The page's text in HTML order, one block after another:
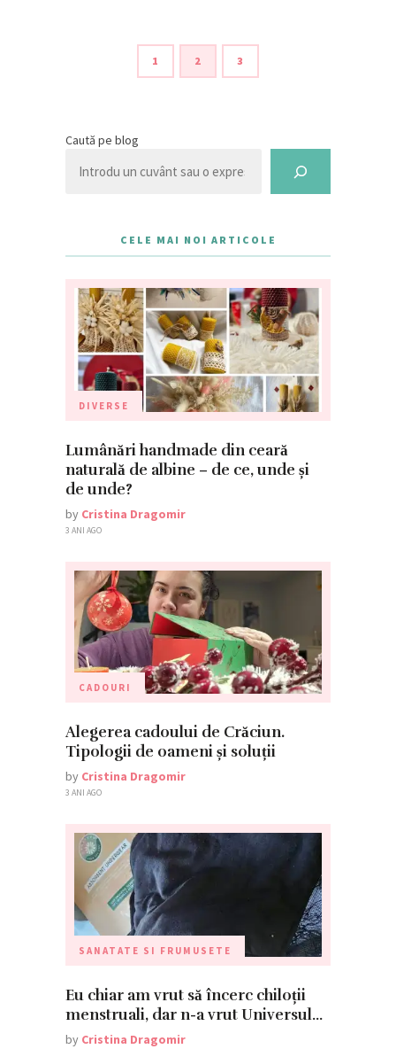
1 2 3
Caută pe blog
CELE MAI NOI ARTICOLE
DIVERSE
Lumânări handmade din ceară
naturală de albine – de ce, unde și
de unde?
by Cristina Dragomir
3 ANI AGO
CADOURI
Alegerea cadoului de Crăciun.
Tipologii de oameni și soluții
by Cristina Dragomir
3 ANI AGO
SANATATE SI FRUMUSETE
Eu chiar am vrut să încerc chiloții
menstruali, dar n-a vrut Universul…
by Cristina Dragomir